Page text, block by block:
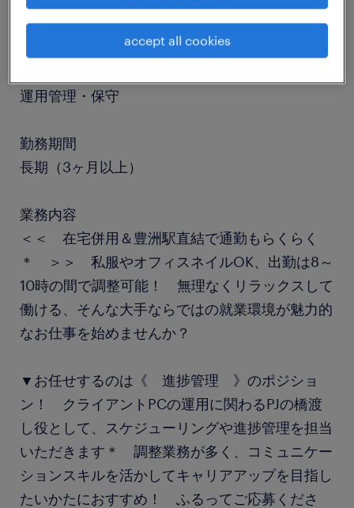
job details
運用管理・保守
勤務期間
長期（3ヶ月以上）
業務内容
＜＜ 在宅併用＆豊洲駅直結で通勤もらくらく
＊ ＞＞ 私服やオフィスネイルOK、出勤は8～
10時の間で調整可能！ 無理なくリラックスして
働ける、そんな大手ならではの就業環境が魅力的
なお仕事を始めませんか？
▼お任せするのは《 進捗管理 》のポジショ
ン！ クライアントPCの運用に関わるPJの橋渡
し役として、スケジューリングや進捗管理を担当
いただきます＊ 調整業務が多く、コミュニケー
ションスキルを活かしてキャリアアップを目指し
たいかたにおすすめ！ ふるってご応募くださ
accept all cookies